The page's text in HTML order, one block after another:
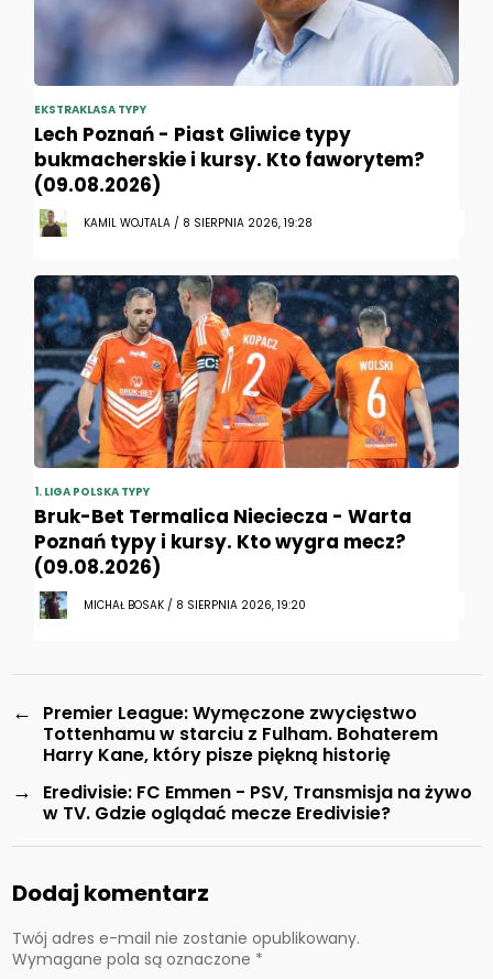
EKSTRAKLASA TYPY
Lech Poznań - Piast Gliwice typy
bukmacherskie i kursy. Kto faworytem?
(09.08.2026)
KAMIL WOJTALA / 8 SIERPNIA 2026, 19:28
1. LIGA POLSKA TYPY
Bruk-Bet Termalica Nieciecza - Warta
Poznań typy i kursy. Kto wygra mecz?
(09.08.2026)
MICHAŁ BOSAK / 8 SIERPNIA 2026, 19:20
←
Premier League: Wymęczone zwycięstwo
Tottenhamu w starciu z Fulham. Bohaterem
Harry Kane, który pisze piękną historię
→
Eredivisie: FC Emmen - PSV, Transmisja na żywo
w TV. Gdzie oglądać mecze Eredivisie?
Dodaj komentarz
Twój adres e-mail nie zostanie opublikowany.
Wymagane pola są oznaczone *